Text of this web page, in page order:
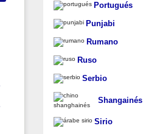
Portugués
Punjabi
Rumano
Ruso
Serbio
Shangainés
Sirio